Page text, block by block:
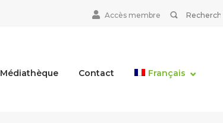
Accès membre
Search
BUSCAR
Médiathèque Contact Français